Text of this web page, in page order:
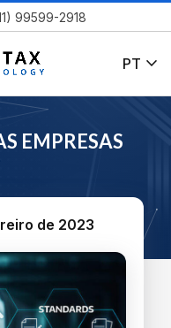
PT expand_more
99599-2918
EMPRESAS
de 2023